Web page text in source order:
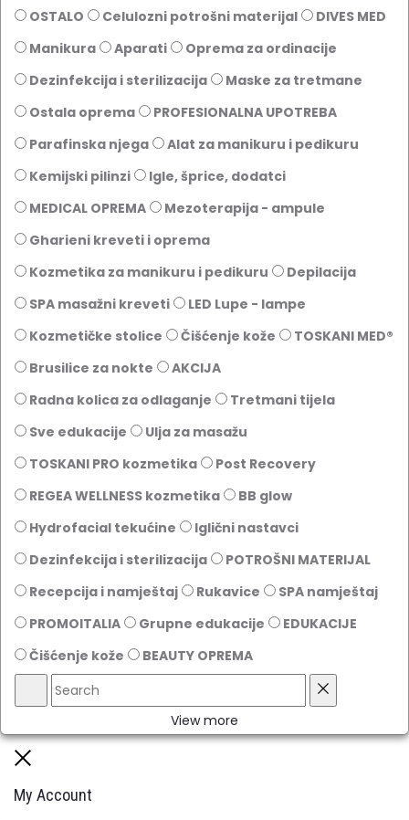
OSTALO Celulozni potrošni materijal
DIVES MED
Manikura
Aparati
Oprema za ordinacije
Dezinfekcija i sterilizacija
Maske za tretmane
Ostala oprema
PROFESIONALNA UPOTREBA
Parafinska njega
Alat za manikuru i pedikuru
Kemijski pilinzi
Igle, šprice, dodatci
MEDICAL OPREMA
Mezoterapija - ampule
Gharieni kreveti i oprema
Kozmetika za manikuru i pedikuru
Depilacija
SPA masažni kreveti
LED Lupe - lampe
Kozmetičke stolice
Čišćenje kože
TOSKANI MED®️
Brusilice za nokte
AKCIJA
Radna kolica za odlaganje
Tretmani tijela
Sve edukacije
Ulja za masažu
TOSKANI PRO kozmetika
Post Recovery
REGEA WELLNESS kozmetika
BB glow
Hydrofacial tekućine
Iglični nastavci
Dezinfekcija i sterilizacija
POTROŠNI MATERIJAL
Recepcija i namještaj
Rukavice
SPA namještaj
PROMOITALIA
Grupne edukacije
EDUKACIJE
Čišćenje kože
BEAUTY OPREMA
View more
My Account